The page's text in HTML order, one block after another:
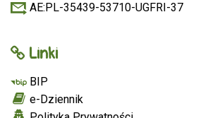
AE:PL-35439-53710-UGFRI-37
Linki
BIP
e-Dziennik